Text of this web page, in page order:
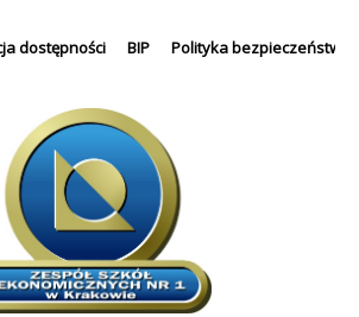
dostępności BIP Polityka bezpieczeństwa